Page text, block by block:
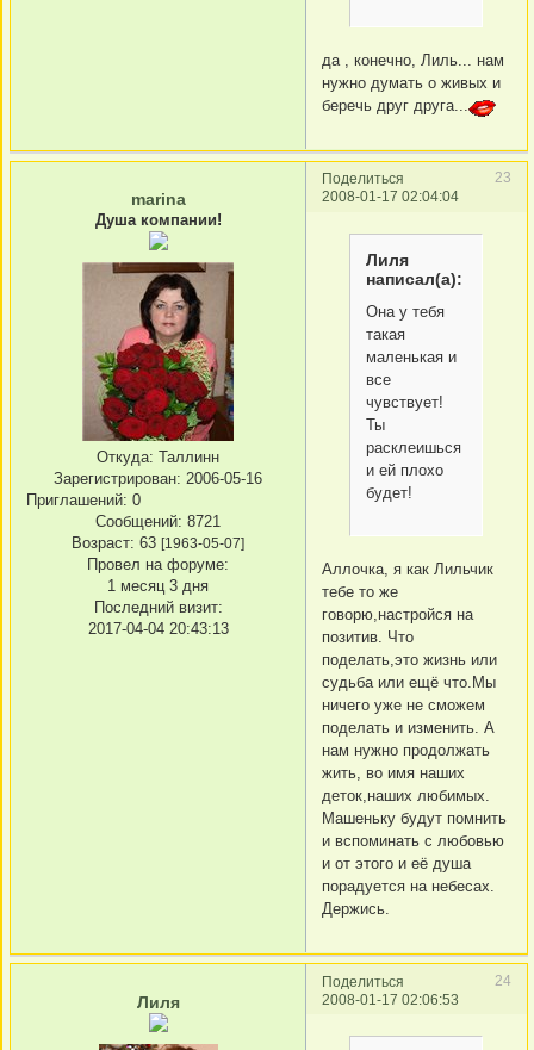
да , конечно, Лиль... нам
нужно думать о живых и
беречь друг друга...
Поделиться
23
2008-01-17 02:04:04
marina
Душа компании!
Откуда: Таллинн
Зарегистрирован: 2006-05-16
Приглашений: 0
Сообщений: 8721
Возраст: 63 [1963-05-07]
Провел на форуме:
1 месяц 3 дня
Последний визит:
2017-04-04 20:43:13
Лиля
написал(а):
Она у тебя
такая
маленькая и
все
чувствует!
Ты
расклеишься
и ей плохо
будет!
Аллочка, я как Лильчик
тебе то же
говорю,настройся на
позитив. Что
поделать,это жизнь или
судьба или ещё что.Мы
ничего уже не сможем
поделать и изменить. А
нам нужно продолжать
жить, во имя наших
деток,наших любимых.
Машеньку будут помнить
и вспоминать с любовью
и от этого и её душа
порадуется на небесах.
Держись.
Поделиться
24
2008-01-17 02:06:53
Лиля